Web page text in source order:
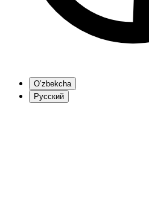
O’zbekcha
Русский